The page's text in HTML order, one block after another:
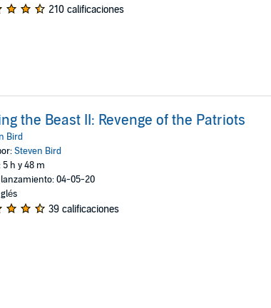
210 calificaciones
the Beast II: Revenge of the Patriots
Bird
Steven Bird
5 h y 48 m
lanzamiento: 04-05-20
39 calificaciones